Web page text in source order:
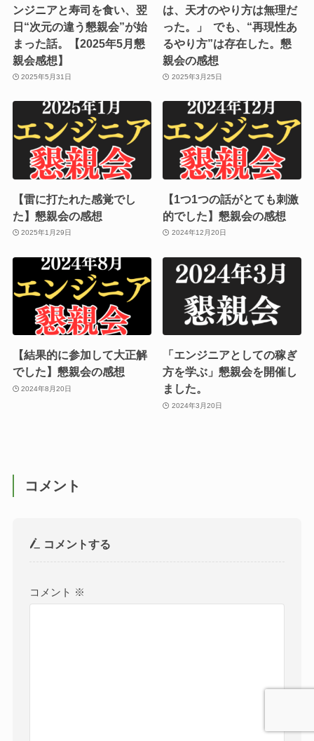
ンジニアと寿司を食い、翌
日“次元の違う懇親会”が始
まった話。【2025年5月懇
親会感想】
2025年5月31日
は、天才のやり方は無理だ
った。」 でも、“再現性あ
るやり方”は存在した。懇
親会の感想
2025年3月25日
【雷に打たれた感覚でし
た】懇親会の感想
2025年1月29日
【1つ1つの話がとても刺激
的でした】懇親会の感想
2024年12月20日
【結果的に参加して大正解
でした】懇親会の感想
2024年8月20日
「エンジニアとしての稼ぎ
方を学ぶ」懇親会を開催し
ました。
2024年3月20日
コメント
コメントする
コメント ※